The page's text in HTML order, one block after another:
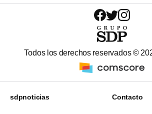
Todos los derechos reservados ©
sdpnoticias Contacto